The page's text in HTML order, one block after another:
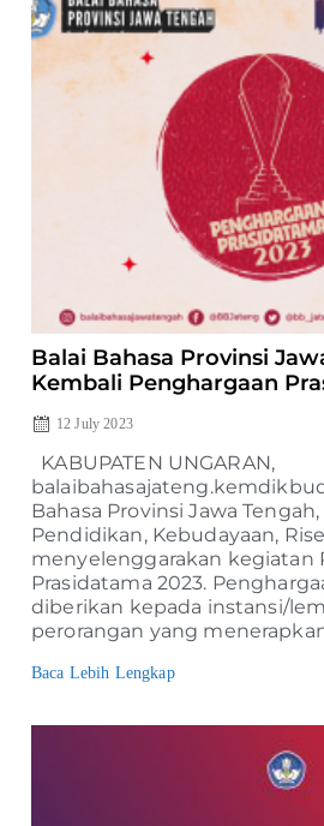
Balai Bahasa Provinsi
Kembali Penghargaan
12 July 2023
KABUPATEN UNGARAN,
Bahasa Provinsi Jawa
Pendidikan, Kebudayaan,
menyelenggarakan kegiatan
Prasidatama 2023.
diberikan kepada instansi/
perorangan yang
Baca Lebih Lengkap